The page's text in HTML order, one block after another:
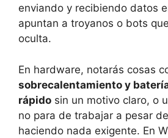
enviando y recibiendo datos
apuntan a troyanos o bots
oculta.
En hardware, notarás cosas
sobrecalentamiento y
rápido sin un motivo claro, o
no para de trabajar a pesar
haciendo nada exigente. En